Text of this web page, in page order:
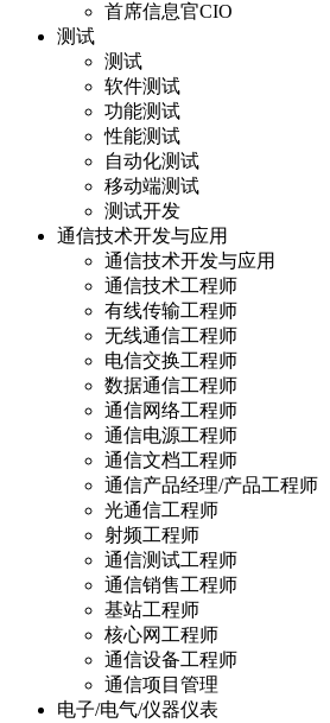
首席信息官CIO
测试
测试
软件测试
功能测试
性能测试
自动化测试
移动端测试
测试开发
通信技术开发与应用
通信技术开发与应用
通信技术工程师
有线传输工程师
无线通信工程师
电信交换工程师
数据通信工程师
通信网络工程师
通信电源工程师
通信文档工程师
通信产品经理/产品工程师
光通信工程师
射频工程师
通信测试工程师
通信销售工程师
基站工程师
核心网工程师
通信设备工程师
通信项目管理
电子/电气/仪器仪表